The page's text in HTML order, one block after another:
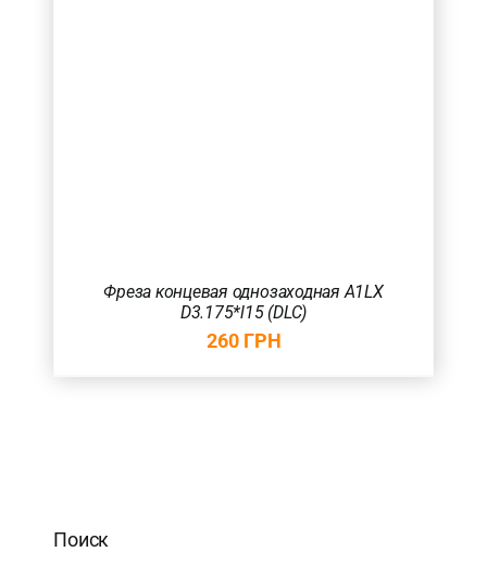
Фреза концевая однозаходная A1LX
D3.175*l15 (DLC)
260 ГРН
Поиск